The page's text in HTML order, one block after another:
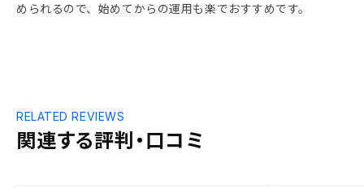
められるので、始めてからの運用も楽でおすすめです。
関連する評判・口コミ
RELATED REVIEWS